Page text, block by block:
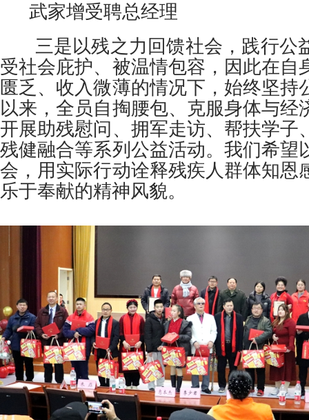
武家增受聘总经理
三是以残之力回馈社会，践行公
受社会庇护、被温情包容，因此在自
匮乏、收入微薄的情况下，始终坚持
以来，全员自掏腰包、克服身体与经
开展助残慰问、拥军走访、帮扶学子
残健融合等系列公益活动。我们希望
会，用实际行动诠释残疾人群体知恩
乐于奉献的精神风貌。